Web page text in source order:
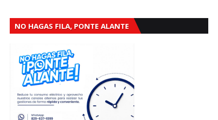
NO HAGAS FILA, PONTE ALANTE